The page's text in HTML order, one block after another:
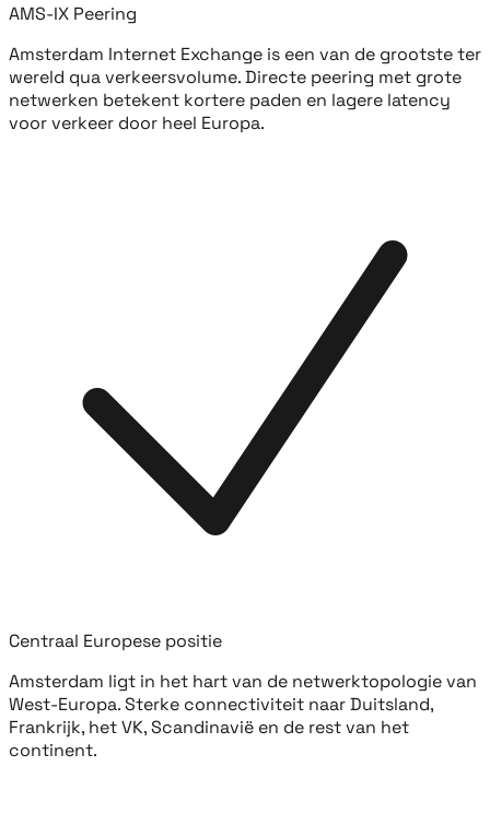
AMS-IX Peering
Amsterdam Internet Exchange is een van de grootste ter
wereld qua verkeersvolume. Directe peering met grote
netwerken betekent kortere paden en lagere latency
voor verkeer door heel Europa.
Centraal Europese positie
Amsterdam ligt in het hart van de netwerktopologie van
West-Europa. Sterke connectiviteit naar Duitsland,
Frankrijk, het VK, Scandinavië en de rest van het
continent.